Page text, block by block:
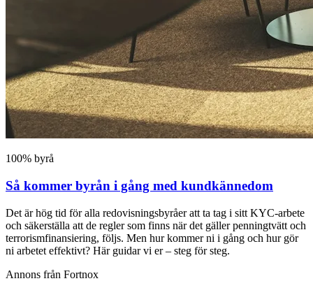
100% byrå
Så kommer byrån i gång med kundkännedom
Det är hög tid för alla redovisningsbyråer att ta tag i sitt KYC-arbete
och säkerställa att de regler som finns när det gäller penningtvätt och
terrorismfinansiering, följs. Men hur kommer ni i gång och hur gör
ni arbetet effektivt? Här guidar vi er – steg för steg.
Annons från Fortnox